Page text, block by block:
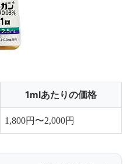
1mlあたりの価格
1,800円〜2,000円